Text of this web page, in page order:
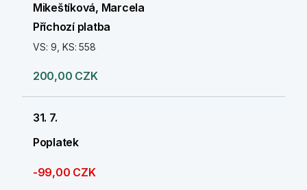
Mikeštíková, Marcela
Příchozí platba
VS: 9, KS: 558
200,00 CZK
31. 7.
Poplatek
-99,00 CZK